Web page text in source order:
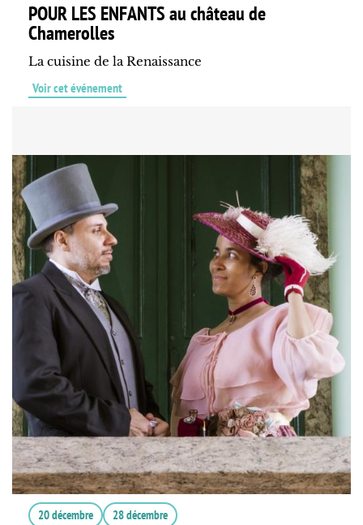
POUR LES ENFANTS au château de
Chamerolles
La cuisine de la Renaissance
Voir cet événement
20 décembre 28 décembre